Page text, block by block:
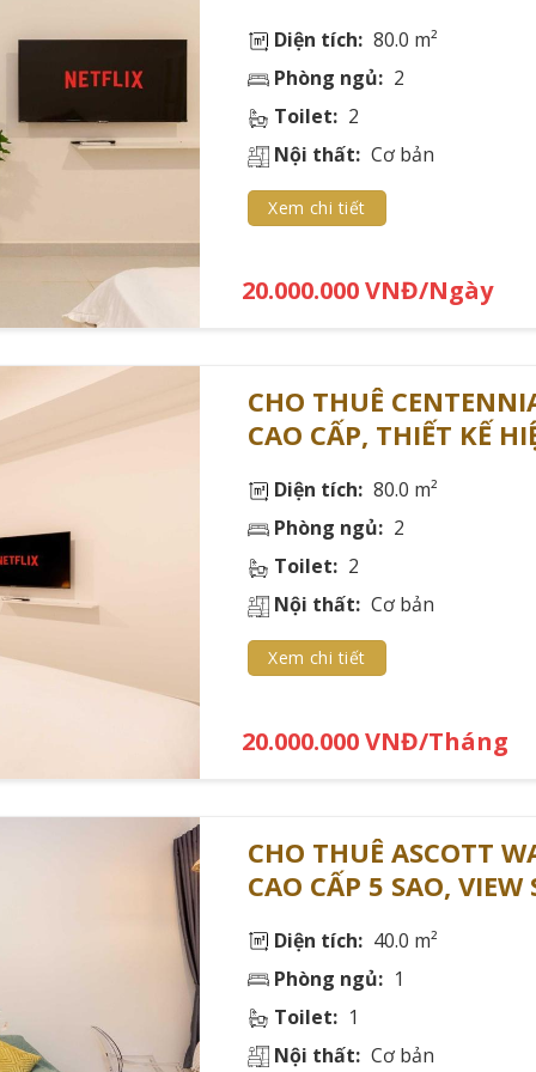
1 📍
giá 📈
ghi nhận:
báo giá thuê sẽ tăng nhẹ vào cuối năm 2024 do nguồn
CHO THUÊ CĂN HỘ CHI TIẾT THEO
20.000.000 VNĐ/Ngày
Diện tích: 80.0 m²
Phòng ngủ: 2
Toilet: 2
Nội thất: Cơ bản
Xem chi tiết
CHO THUÊ
CAO CẤP, THIẾT KẾ
20.000.000 VNĐ/Tháng
Diện tích: 80.0 m²
Phòng ngủ: 2
Toilet: 2
Nội thất: Cơ bản
Xem chi tiết
CHO THUÊ ASCOTT
CAO CẤP 5 SAO, VIEW
Diện tích: 40.0 m²
Phòng ngủ: 1
Toilet: 1
Nội thất: Cơ bản